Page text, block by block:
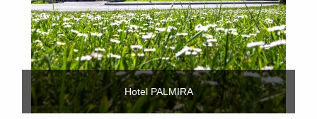
Hotel PALMIRA